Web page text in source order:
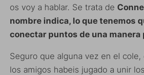
os voy a hablar. Se trata de
nombre indica, lo que tenemos
conectar puntos de una manera
Seguro que alguna vez en el cole,
los amigos habeis jugado a unir